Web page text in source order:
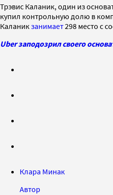
Трэвис Каланик, один из
купил контрольную долю в
Каланикзанимает298 место с
Uber заподозрил своего
Клара Минак
Автор